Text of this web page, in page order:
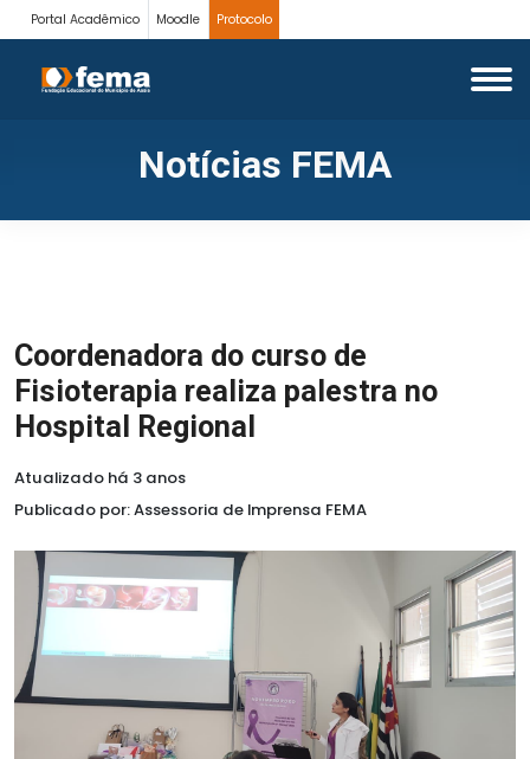
Portal Acadêmico Moodle Protocolo
Notícias FEMA
Coordenadora do curso de
Fisioterapia realiza palestra no
Hospital Regional
Atualizado há 3 anos
Publicado por: Assessoria de Imprensa FEMA